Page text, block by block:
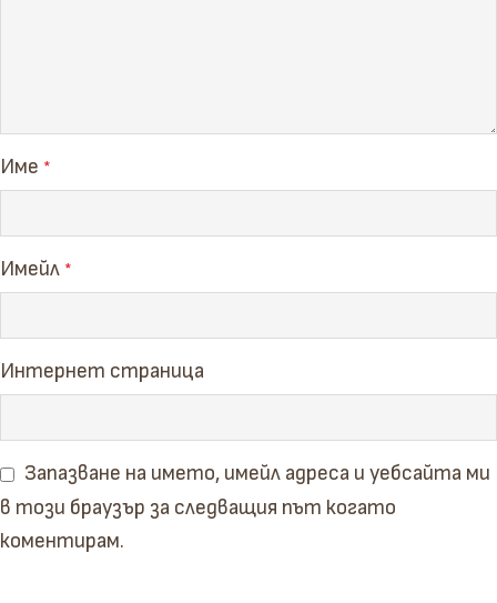
Име *
Имейл *
Интернет страница
Запазване на името, имейл адреса и уебсайта ми
в този браузър за следващия път когато
коментирам.